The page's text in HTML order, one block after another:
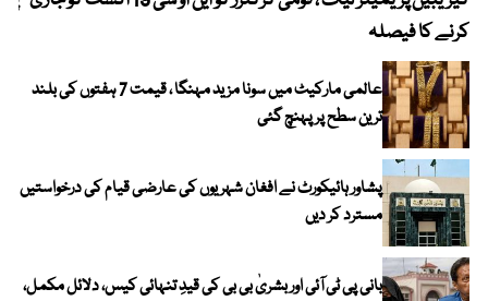
کرنے کا فیصلہ
عالمی مارکیٹ میں سونا مزید مہنگا ، قیمت 7 ہفتوں کی بلند
ترین سطح پر پہنچ گئی
پشاور ہائیکورٹ نے افغان شہریوں کی عارضی قیام کی درخواستیں
مسترد کر دیں
بانی پی ٹی آئی اور بشریٰ بی بی کی قیدِ تنہائی کیس، دلائل مکمل،